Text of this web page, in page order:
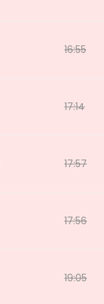
16:55
17:14
17:57
17:56
19:05